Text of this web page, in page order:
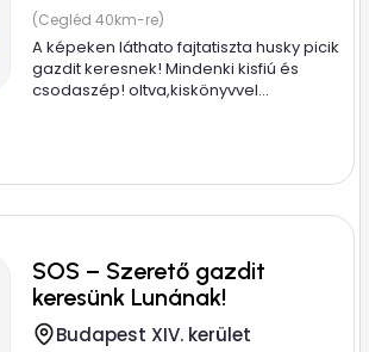
(Cegléd 40km-re)
A képeken láthato fajtatiszta husky picik
gazdit keresnek! Mindenki kisfiú és
csodaszép! oltva,kiskönyvvel...
SOS – Szerető gazdit
keresünk Lunának!
Budapest XIV. kerület